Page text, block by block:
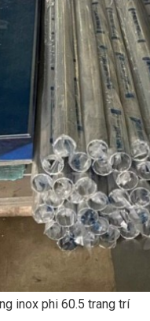
inox phi 60.5 trang trí